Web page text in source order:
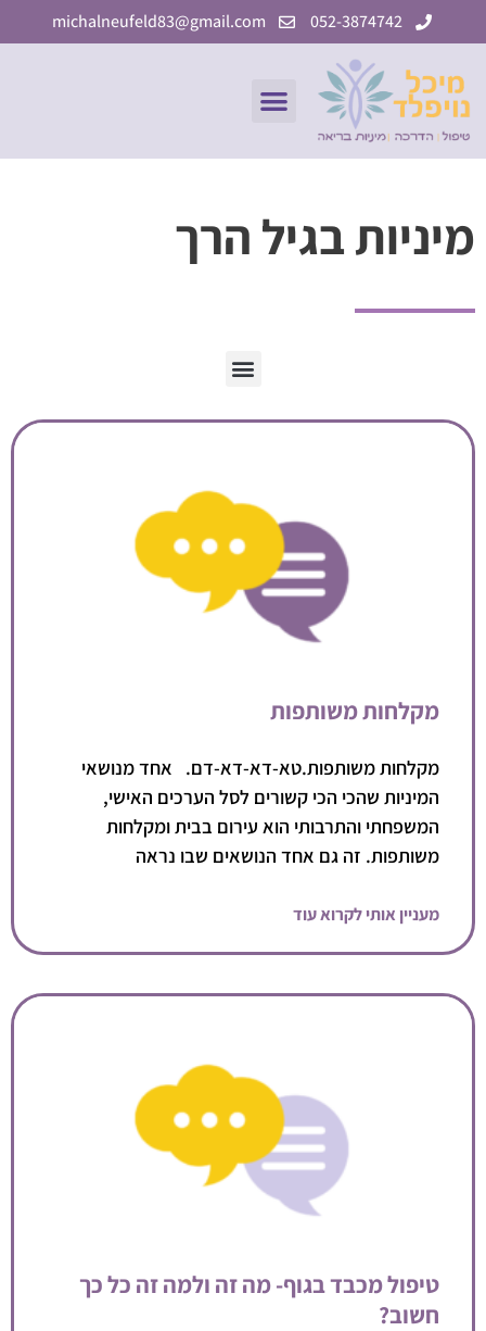
לתוכן
052-3874742
michalneufeld83@gmail.com
תפריט
מיניות בגיל הרך
תפריט
מקלחות משותפות
מקלחות משותפות.טא-דא-דא-דם. אחד מנושאי
המיניות שהכי הכי קשורים לסל הערכים האישי,
המשפחתי והתרבותי הוא עירום בבית ומקלחות
משותפות. זה גם אחד הנושאים שבו נראה
מעניין אותי לקרוא עוד
טיפול מכבד בגוף- מה זה ולמה זה כל כך
חשוב?